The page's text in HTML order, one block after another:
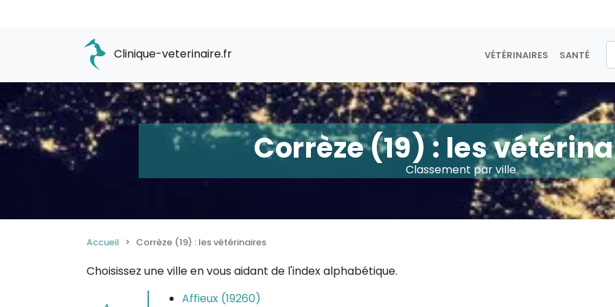
Clinique-veterinaire.fr VÉTÉRINAIRES SANTÉ
Corrèze (19) : les
Classement par ville
Accueil Corrèze (19) : les vétérinaires
Choisissez une ville en vous aidant de l'index alphabétique.
Affieux (19260)